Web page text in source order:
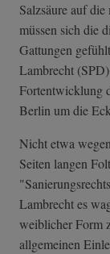
Salzsäure auf
müssen sich die
Gattungen
Lambrecht
Fortentwicklung
Berlin um die
Nicht etwa
Seiten langen
Lambrecht es
weiblicher Form
allgemeinen